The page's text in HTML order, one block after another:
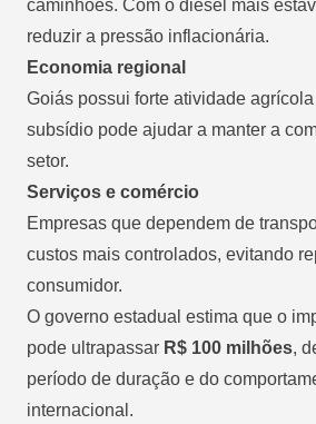
caminhões. Com o diesel mais
reduzir a pressão inflacionária.
Economia regional
Goiás possui forte atividade
subsídio pode ajudar a manter a
setor.
Serviços e comércio
Empresas que dependem de
custos mais controlados, evitando
consumidor.
O governo estadual estima que o
pode ultrapassar R$ 100 milhões,
período de duração e do
internacional.